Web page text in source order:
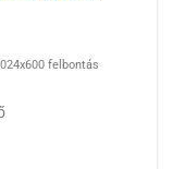
felbontás